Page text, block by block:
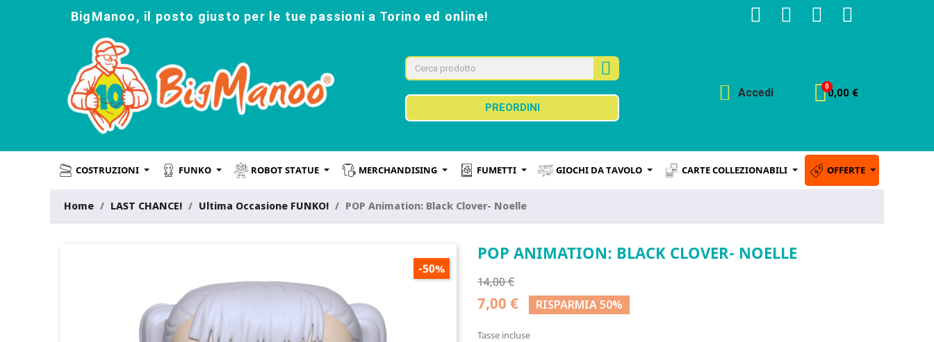
BigManoo, il posto giusto per le tue passioni a Torino ed online!
PREORDINI
Accedi 0,00 €
COSTRUZIONI FUNKO ROBOT STATUE MERCHANDISING FUMETTI GIOCHI DA TAVOLO CARTE COLLEZIONABILI OFFERTE
Home LAST CHANCE! Ultima Occasione FUNKO! POP Animation: Black Clover- Noelle
-50%
POP ANIMATION: BLACK CLOVER- NOELLE
14,00 €
7,00 € RISPARMIA 50%
Tasse incluse